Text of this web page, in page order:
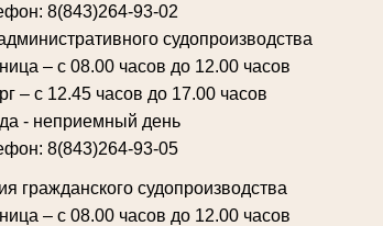
8(843)264-93-02
судопроизводства
– с 08.00 часов до 12.00 часов
– с 12.45 часов до 17.00 часов
- неприемный день
8(843)264-93-05
гражданского судопроизводства
– с 08.00 часов до 12.00 часов